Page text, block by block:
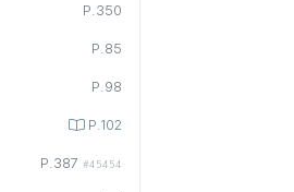
P.350
P.85
P.98
P.102
P.387 #45454